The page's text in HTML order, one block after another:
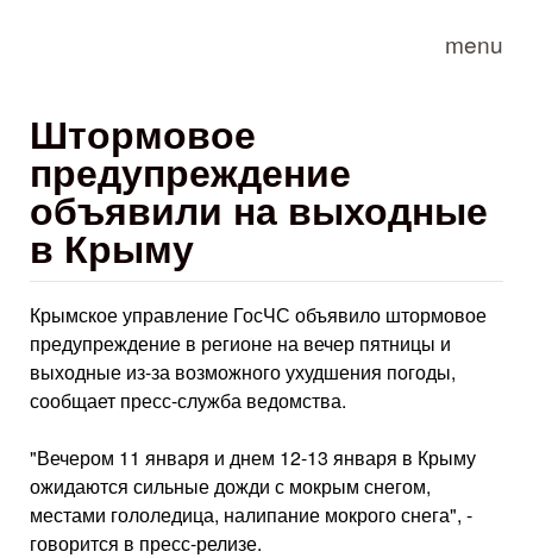
menu
Штормовое
предупреждение
объявили на выходные
в Крыму
Крымское управление ГосЧС объявило штормовое
предупреждение в регионе на вечер пятницы и
выходные из-за возможного ухудшения погоды,
сообщает пресс-служба ведомства.
"Вечером 11 января и днем 12-13 января в Крыму
ожидаются сильные дожди с мокрым снегом,
местами гололедица, налипание мокрого снега", -
говорится в пресс-релизе.